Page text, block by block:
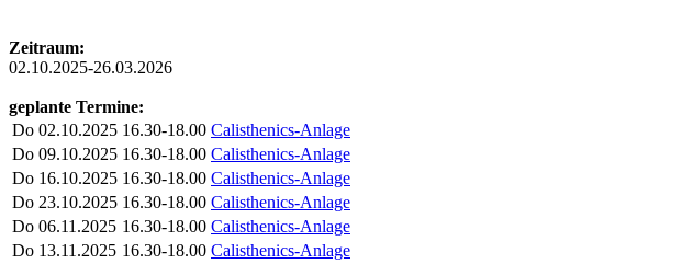
Zeitraum:
02.10.2025-26.03.2026
geplante Termine:
Do 02.10.2025 16.30-18.00 Calisthenics-Anlage
Do 09.10.2025 16.30-18.00 Calisthenics-Anlage
Do 16.10.2025 16.30-18.00 Calisthenics-Anlage
Do 23.10.2025 16.30-18.00 Calisthenics-Anlage
Do 06.11.2025 16.30-18.00 Calisthenics-Anlage
Do 13.11.2025 16.30-18.00 Calisthenics-Anlage